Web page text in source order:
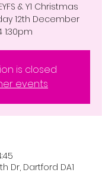
& Y1 Christmas
12th December
1:30pm
is closed
events
Dr, Dartford DA1